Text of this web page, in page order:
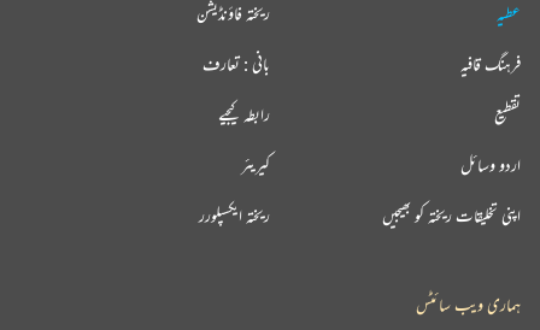
عطیہ
فرہنگ قافیہ
تقطیع
اردو وسائل
اپنی تخلیقات ریختہ کو بھیجیں
ریختہ فاؤنڈیشن
بانی : تعارف
رابطہ کیجیے
کیریئر
ریختہ ایکسپلورر
ہماری ویب سائٹس